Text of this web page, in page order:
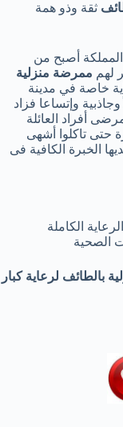
ثقة وذو همة
المملكة أصبح من
لهم ممرضة منزلية
خاصة في مدينة
وإتساعا فزاد
أفراد العائلة
حتى تاكلوا أشهى
الخبرة الكافية فى
الكاملة
الصحية
بالطائف لرعاية كبار